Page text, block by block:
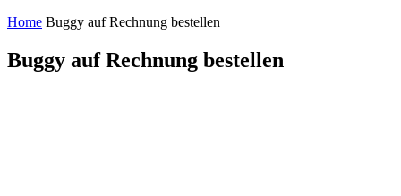
Home Buggy auf Rechnung bestellen
Buggy auf Rechnung bestellen